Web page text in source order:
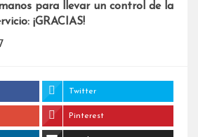
para llevar un control de la
¡GRACIAS!
Twitter
Pinterest